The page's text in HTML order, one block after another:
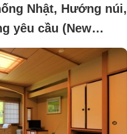
Nhật, Hướng núi,
yêu cầu (New
Wing Japanese-
mats, with
2 to 6